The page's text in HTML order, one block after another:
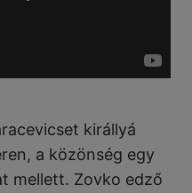
királlyá
a közönség egy
mellett. Zovko edző